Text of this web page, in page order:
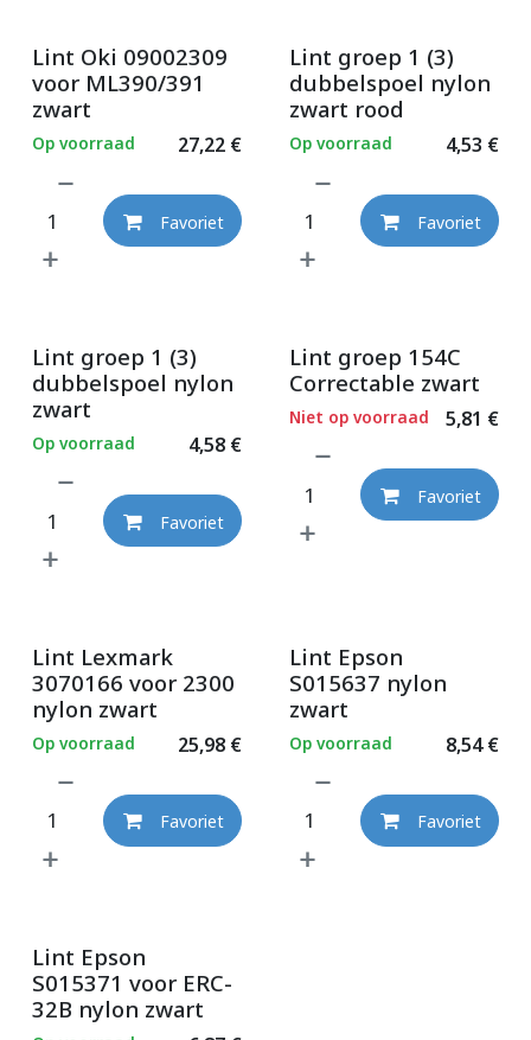
Lint Oki 09002309
voor ML390/391
zwart
27,22€
Op voorraad
Favoriet
Lint groep 1 (3)
dubbelspoel nylon
zwart rood
4,53 €
Op voorraad
Favoriet
Lint groep 1 (3)
dubbelspoel nylon
zwart
4,58€
Op voorraad
Favoriet
Lint groep 154C
Correctable zwart
5,81 €
Niet op voorraad
Favoriet
Lint Lexmark
3070166 voor 2300
nylon zwart
25,98€
Op voorraad
Favoriet
Lint Epson
S015637 nylon
zwart
8,54€
Op voorraad
Favoriet
Lint Epson
S015371 voor ERC-
32B nylon zwart